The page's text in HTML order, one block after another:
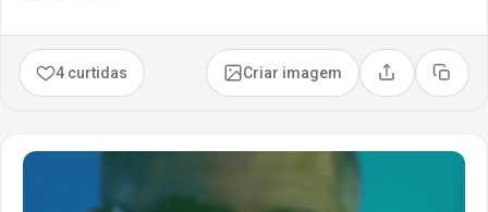
4 curtidas Criar imagem Compartilhar
Copiar